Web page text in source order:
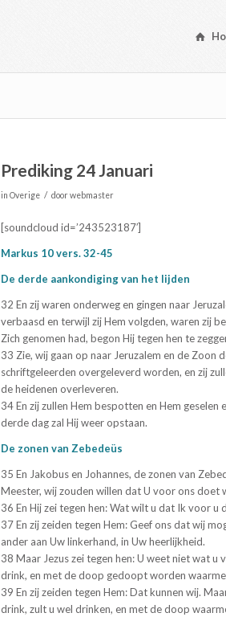
Prediking 24 Januari
inOverige / doorwebmaster
[soundcloud id=’243523187′]
Markus 10 vers. 32-45
De derde aankondiging van het lijden
32 En zij waren onderweg en gingen naar
verbaasd en terwijl zij Hem volgden, waren zij
Zich genomen had, begon Hij tegen hen te
33 Zie, wij gaan op naar Jeruzalem en de Zoon
schriftgeleerden overgeleverd worden, en zij
de heidenen overleveren.
34 En zij zullen Hem bespotten en Hem
derde dag zal Hij weer opstaan.
De zonen van Zebedeüs
35 En Jakobus en Johannes, de zonen van
Meester, wij zouden willen dat U voor ons doet
36 En Hij zei tegen hen: Wat wilt u dat Ik voor u
37 En zij zeiden tegen Hem: Geef ons dat wij
ander aan Uw linkerhand, in Uw heerlijkheid.
38 Maar Jezus zei tegen hen: U weet niet wat
drink, en met de doop gedoopt worden
39 En zij zeiden tegen Hem: Dat kunnen wij.
drink, zult u wel drinken, en met de doop